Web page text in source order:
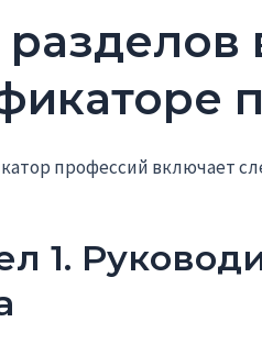
профессий включает
1.